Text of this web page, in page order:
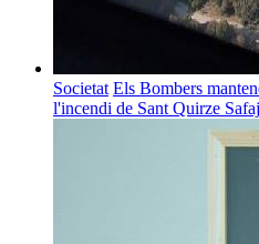
Societat Els Bombers
l'incendi de Sant Quirze